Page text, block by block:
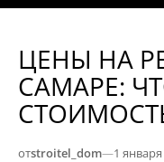
ЦЕНЫ НА
САМАРЕ:
отstroitel_dom—1